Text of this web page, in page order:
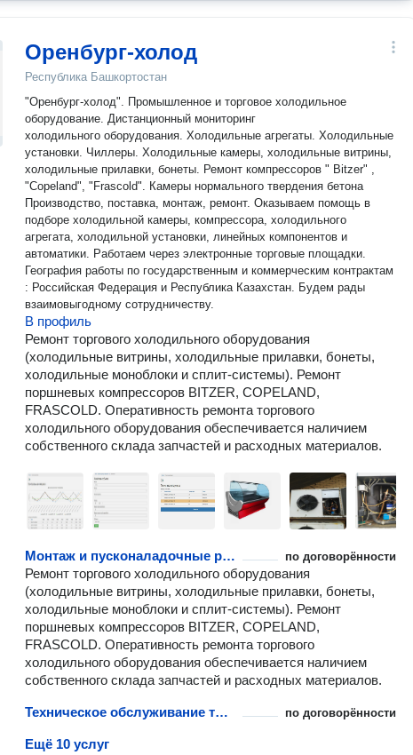
Оренбург-холод
Республика Башкортостан
"Оренбург-холод". Промышленное и торговое холодильное
оборудование. Дистанционный мониторинг
холодильного оборудования. Холодильные агрегаты. Холодильные
установки. Чиллеры. Холодильные камеры, холодильные витрины,
холодильные прилавки, бонеты. Ремонт компрессоров " Bitzer" ,
"Copeland", "Frascold". Камеры нормального твердения бетона
Производство, поставка, монтаж, ремонт. Оказываем помощь в
подборе холодильной камеры, компрессора, холодильного
агрегата, холодильной установки, линейных компонентов и
автоматики. Работаем через электронные торговые площадки.
География работы по государственным и коммерческим контрактам
: Российская Федерация и Республика Казахстан. Будем рады
взаимовыгодному сотрудничеству.
В профиль
Ремонт торгового холодильного оборудования
(холодильные витрины, холодильные прилавки, бонеты,
холодильные моноблоки и сплит-системы). Ремонт
поршневых компрессоров BITZER, COPELAND,
FRASCOLD. Оперативность ремонта торгового
холодильного оборудования обеспечивается наличием
собственного склада запчастей и расходных материалов.
Монтаж и пусконаладочные работы торгового холодильного оборудования по договорённости
Ремонт торгового холодильного оборудования
(холодильные витрины, холодильные прилавки, бонеты,
холодильные моноблоки и сплит-системы). Ремонт
поршневых компрессоров BITZER, COPELAND,
FRASCOLD. Оперативность ремонта торгового
холодильного оборудования обеспечивается наличием
собственного склада запчастей и расходных материалов.
Техническое обслуживание торгового холодильного оборудования по договорённости
Ещё 10 услуг